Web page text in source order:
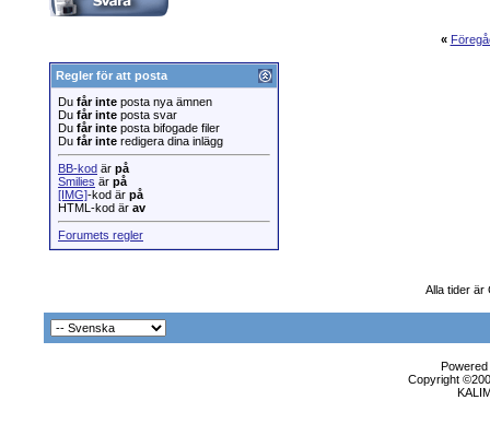
«
Regler för att posta
Du får inte posta nya ämnen
Du får inte posta svar
Du får inte posta bifogade filer
Du får inte redigera dina inlägg
BB-kod är på
Smilies är på
[IMG]-kod är på
HTML-kod är av
Forumets regler
Alla tider är
Copyright